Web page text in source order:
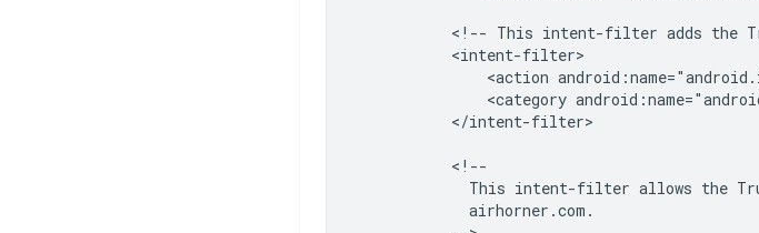
<!-- This intent-filter adds the
<action
<category
</intent-filter>
This intent-filter allows the